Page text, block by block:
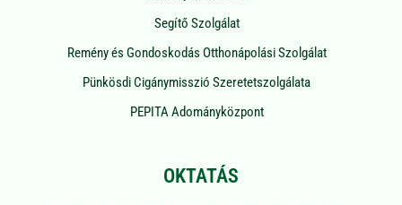
Segítő Szolgálat
Remény és Gondoskodás Otthonápolási Szolgálat
Pünkösdi Cigánymisszió Szeretetszolgálata
PEPITA Adományközpont
OKTATÁS